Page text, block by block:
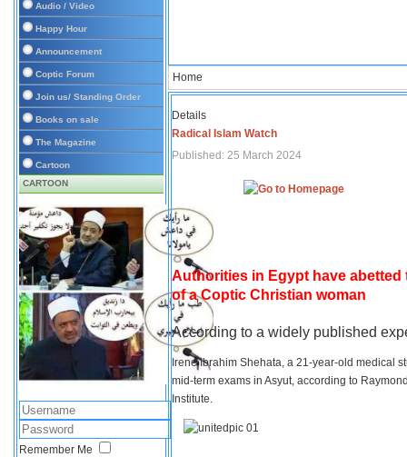
Audio / Video
Happy Hour
Announcement
Coptic Forum
Join us/ Standing Order
Books on sale
The Magazine
Cartoon
CARTOON
Remember Me
Home
Details
Radical Islam Watch
Published: 25 March 2024
Authorities in Egypt have
of a Coptic Christian woman
According to a widely published
Irene Ibrahim Shehata, a 21-year-old medical
mid-term exams in Asyut, according to
Institute.